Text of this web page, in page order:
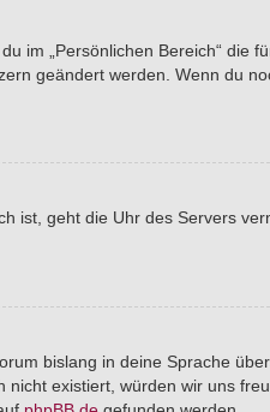
im „Persönlichen Bereich“ die
geändert werden. Wenn du
ist, geht die Uhr des Servers
bislang in deine Sprache
existiert, würden wir uns